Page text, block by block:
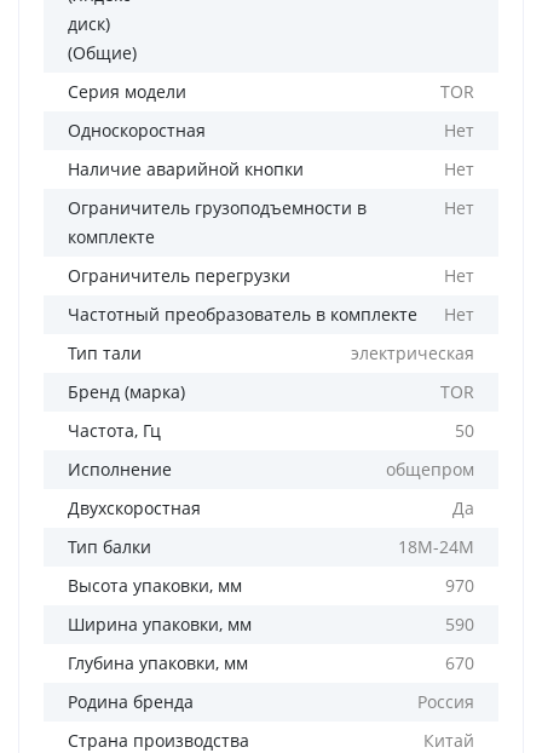
диск)
(Общие)
Серия модели
TOR
Односкоростная
Нет
Наличие аварийной кнопки
Нет
Ограничитель грузоподъемности в
комплекте
Нет
Ограничитель перегрузки
Нет
Частотный преобразователь в комплекте
Нет
Тип тали
электрическая
Бренд (марка)
TOR
Частота, Гц
50
Исполнение
общепром
Двухскоростная
Да
Тип балки
18М-24М
Высота упаковки, мм
970
Ширина упаковки, мм
590
Глубина упаковки, мм
670
Родина бренда
Россия
Страна производства
Китай